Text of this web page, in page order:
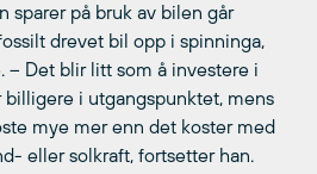
sparer på bruk av bilen går
drevet bil opp i spinninga,
– Det blir litt som å investere i
i utgangspunktet, mens
mye mer enn det koster med
eller solkraft, fortsetter han.